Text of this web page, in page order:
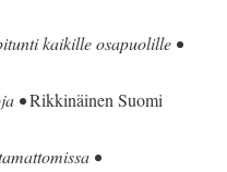
kaikille osapuolille •
•Rikkinäinen Suomi
•